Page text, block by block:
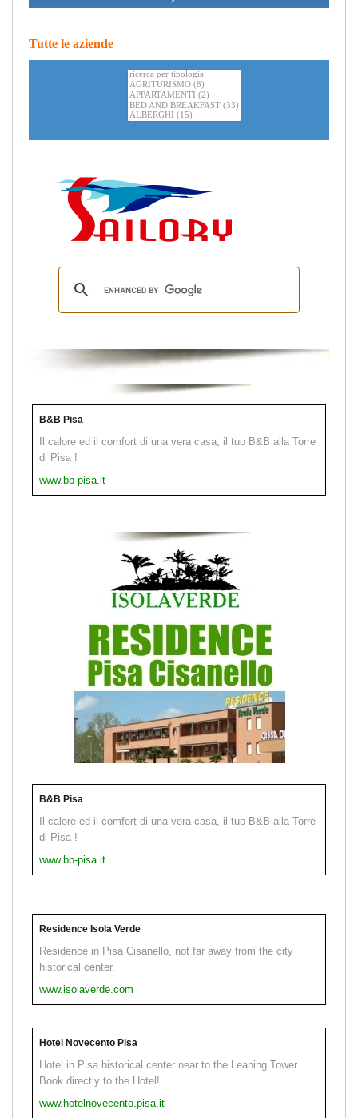
Tutte le aziende
B&B Pisa
Il calore ed il comfort di una vera casa, il tuo B&B alla Torre
di Pisa !
www.bb-pisa.it
B&B Pisa
Il calore ed il comfort di una vera casa, il tuo B&B alla Torre
di Pisa !
www.bb-pisa.it
Residence Isola Verde
Residence in Pisa Cisanello, not far away from the city
historical center.
www.isolaverde.com
Hotel Novecento Pisa
Hotel in Pisa historical center near to the Leaning Tower.
Book directly to the Hotel!
www.hotelnovecento.pisa.it